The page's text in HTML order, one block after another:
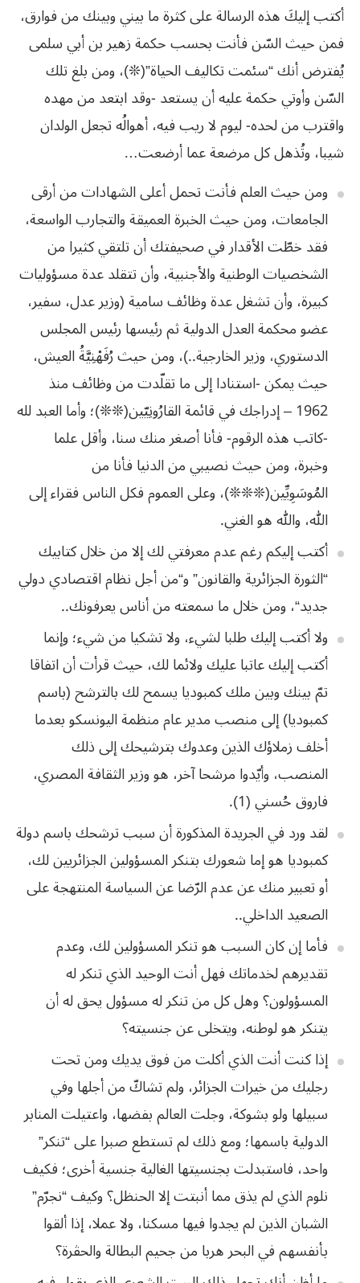
أكتب إليكَ هذه الرسالة على كثرة ما بيني وبينك من فوارق،
فمن حيث السّن فأنت بحسب حكمة زهير بن أبي سلمى
يُفترض أنك “سئمت تكاليف الحياة”(❊)، ومن بلغ تلك
السّن وأوتي حكمة عليه أن يستعد -وقد ابتعد من مهده
واقترب من لحده- ليوم لا ريب فيه، أهوالُه تجعل الولدان
شيبا، وتُذهل كل مرضعة عما أرضعت…
ومن حيث العلم فأنت تحمل أعلى الشهادات من أرقى
الجامعات، ومن حيث الخبرة العميقة والتجارب الواسعة،
فقد خطّت الأقدار في صحيفتك أن تلتقي كثيرا من
الشخصيات الوطنية والأجنبية، وأن تتقلد عدة مسؤوليات
كبيرة، وأن تشغل عدة وظائف سامية (وزير عدل، سفير،
عضو محكمة العدل الدولية ثم رئيسها رئيس المجلس
الدستوري، وزير الخارجية..)، ومن حيث رُفَهْنِيَّةُ العيش،
حيث يمكن -استنادا إلى ما تقلّدت من وظائف منذ
1962 – إدراجك في قائمة القارُونِيّين(❊❊)؛ وأما العبد لله
-كاتب هذه الرقوم- فأنا أصغر منك سنا، وأقلعلما
وخبرة، ومنحيثنصيبيمنالدنيافأنامن
المُوسَوِيِّين(❊❊❊)، وعلىالعمومفكلالناسفقراءإلى
الله، واللههوالغني.
أكتبإليكمرغمعدممعرفتيلكإلامنخلالكتابيك
“الثورةالجزائريةوالقانون”و“منأجلنظاماقتصاديدولي
جديد“، ومنخلالماسمعتهمنأناسيعرفونك..
ولا أكتب إليك طلبا لشيء، ولا تشكيا من شيء؛ وإنما
أكتب إليك عاتبا عليك ولائما لك، حيث قرأت أن اتفاقا
تمّ بينك وبين ملك كمبوديا يسمح لك بالترشح (باسم
كمبوديا) إلى منصب مدير عام منظمة اليونسكو بعدما
أخلف زملاؤك الذين وعدوك بترشيحك إلى ذلك
المنصب، وأيّدوا مرشحاآخر، هووزيرالثقافةالمصري،
فاروقحُسني(
1
).
لقدوردفيالجريدةالمذكورةأنسببترشحكباسمدولة
كمبودياهوإماشعوركبتنكرالمسؤولينالجزائريينلك،
أوتعبيرمنكعنعدمالرّضاعنالسياسةالمنتهجةعلى
الصعيدالداخلي..
فأماإنكانالسببهوتنكرالمسؤولينلك، وعدم
تقديرهملخدماتكفهلأنتالوحيدالذيتنكرله
المسؤولون؟وهلكلمنتنكرلهمسؤوليحقلهأن
يتنكرهولوطنه، ويتخلىعنجنسيته؟
إذا كنت أنت الذي أكلت من فوق يديك ومن تحت
رجليك من خيرات الجزائر، ولم تشاكّ من أجلها وفي
سبيلها ولو بشوكة، وجلت العالم بفضها، واعتيلت المنابر
الدولية باسمها؛ ومع ذلك لم تستطع صبرا على “تنكر”
واحد، فاستبدلت بجنسيتها الغالية جنسية أخرى؛ فكيف
نلوم الذي لم يذقمماأنبتتإلاالحنظل؟وكيف“نجرّم”
الشبانالذينلميجدوافيهامسكنا، ولاعملا،إذاألقوا
بأنفسهمفيالبحرهربامنجحيمالبطالةوالحڤرة؟